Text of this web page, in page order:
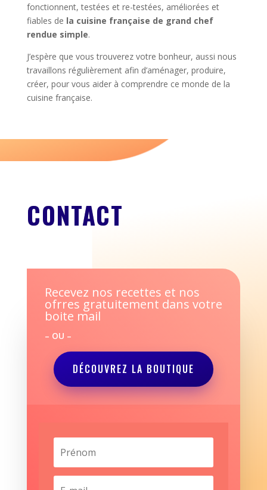
fonctionnent, testées et re-testées, améliorées et
fiables de la cuisine française de grand chef
rendue simple.
J’espère que vous trouverez votre bonheur, aussi nous
travaillons régulièrement afin d’aménager, produire,
créer, pour vous aider à comprendre ce monde de la
cuisine française.
CONTACT
Recevez nos recettes et nos
ofrres gratuitement dans votre
boite mail
– OU –
DÉCOUVREZ LA BOUTIQUE